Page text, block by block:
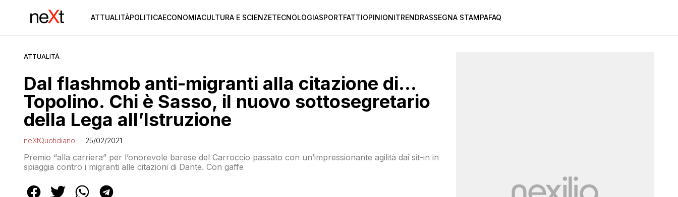
ATTUALITÀPOLITICAECONOMIACULTURA E SCIENZETECNOLOGIASPORTFATTIOPINIONITRENDRASSEGNA STAMPAFAQ
ATTUALITÀ
Dal flashmob anti-migranti alla citazione di…
Topolino. Chi è Sasso, il nuovo sottosegretario
della Lega all’Istruzione
neXtQuotidiano 25/02/2021
Premio “alla carriera” per l’onorevole barese del Carroccio passato con un’impressionante agilità dai sit-in in
spiaggia contro i migranti alle citazioni di Dante. Con gaffe